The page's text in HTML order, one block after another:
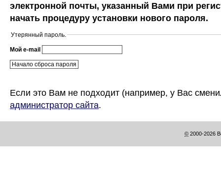
электронной почты, указанный Вами при
начать процедуру установки нового пароля.
Утерянный пароль.
Мой e-mail
Если это Вам не подходит (например, у Вас
администратор сайта.
© 2000-2026